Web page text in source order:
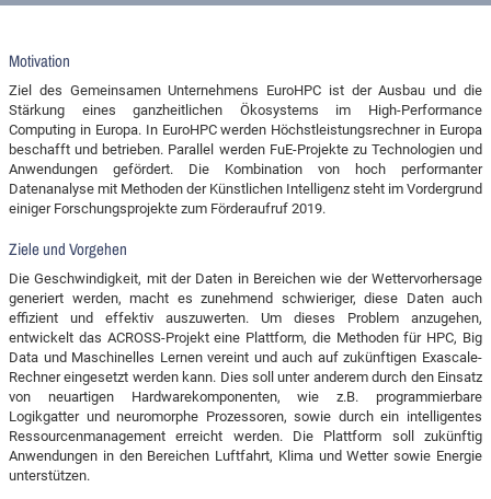
Motivation
Ziel des Gemeinsamen Unternehmens EuroHPC ist der Ausbau und die
Stärkung eines ganzheitlichen Ökosystems im High-Performance
Computing in Europa. In EuroHPC werden Höchstleistungsrechner in Europa
beschafft und betrieben. Parallel werden FuE-Projekte zu Technologien und
Anwendungen gefördert. Die Kombination von hoch performanter
Datenanalyse mit Methoden der Künstlichen Intelligenz steht im Vordergrund
einiger Forschungsprojekte zum Förderaufruf 2019.
Ziele und Vorgehen
Die Geschwindigkeit, mit der Daten in Bereichen wie der Wettervorhersage
generiert werden, macht es zunehmend schwieriger, diese Daten auch
effizient und effektiv auszuwerten. Um dieses Problem anzugehen,
entwickelt das ACROSS-Projekt eine Plattform, die Methoden für HPC, Big
Data und Maschinelles Lernen vereint und auch auf zukünftigen Exascale-
Rechner eingesetzt werden kann. Dies soll unter anderem durch den Einsatz
von neuartigen Hardwarekomponenten, wie z.B. programmierbare
Logikgatter und neuromorphe Prozessoren, sowie durch ein intelligentes
Ressourcenmanagement erreicht werden. Die Plattform soll zukünftig
Anwendungen in den Bereichen Luftfahrt, Klima und Wetter sowie Energie
unterstützen.